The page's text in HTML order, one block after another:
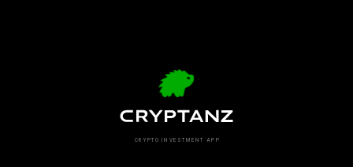
CRYPTO INVESTMENT APP